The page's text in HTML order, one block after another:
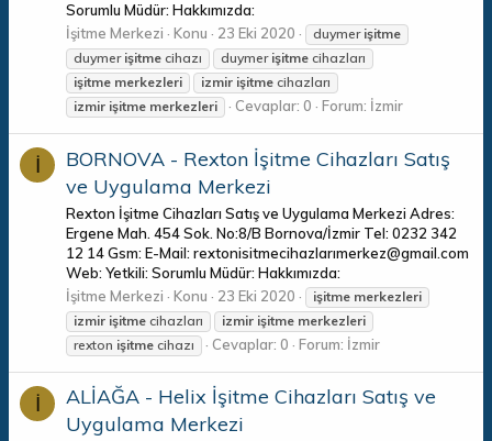
Sorumlu Müdür: Hakkımızda:
İşitme Merkezi
Konu 23 Eki 2020 duymer işitme
duymer işitme cihazı duymer işitme cihazları
işitme merkezleri izmir işitme cihazları
izmir işitme merkezleri Cevaplar: 0 Forum: İzmir
İ
BORNOVA - Rexton İşitme Cihazları Satış
ve Uygulama Merkezi
Rexton İşitme Cihazları Satış ve Uygulama Merkezi Adres:
Ergene Mah. 454 Sok. No:8/B Bornova/İzmir Tel: 0232 342
12 14 Gsm: E-Mail: rextonisitmecihazlarımerkez@gmail.com
Web: Yetkili: Sorumlu Müdür: Hakkımızda:
İşitme Merkezi
Konu 23 Eki 2020 işitme merkezleri
izmir işitme cihazları izmir işitme merkezleri
rexton işitme cihazı Cevaplar: 0 Forum: İzmir
İ
ALİAĞA - Helix İşitme Cihazları Satış ve
Uygulama Merkezi